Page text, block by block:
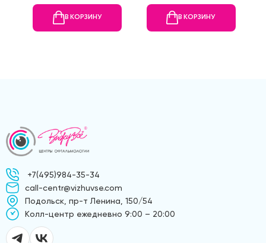
В КОРЗИНУ В КОРЗИНУ
+7(495)984-35-34
call-centr@vizhuvse.com
Подольск, пр-т Ленина, 150/54
Kолл-центр ежедневно 9:00 – 20:00